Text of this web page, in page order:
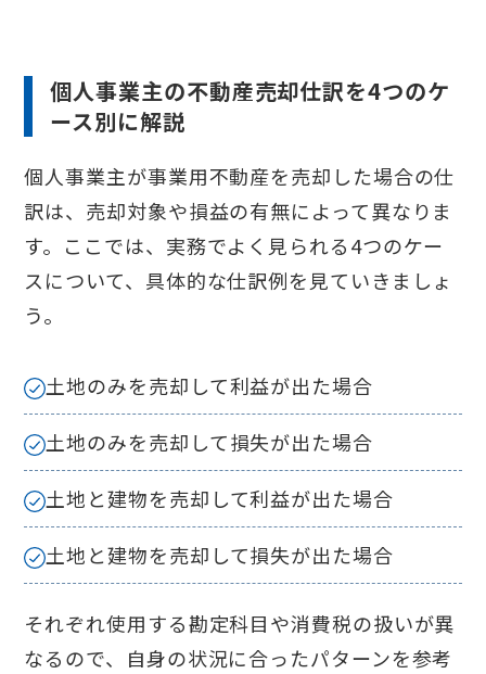
個人事業主の不動産売却仕訳を4つのケ
ース別に解説
個人事業主が事業用不動産を売却した場合の仕
訳は、売却対象や損益の有無によって異なりま
す。ここでは、実務でよく見られる4つのケー
スについて、具体的な仕訳例を見ていきましょ
う。
土地のみを売却して利益が出た場合
土地のみを売却して損失が出た場合
土地と建物を売却して利益が出た場合
土地と建物を売却して損失が出た場合
それぞれ使用する勘定科目や消費税の扱いが異
なるので、自身の状況に合ったパターンを参考